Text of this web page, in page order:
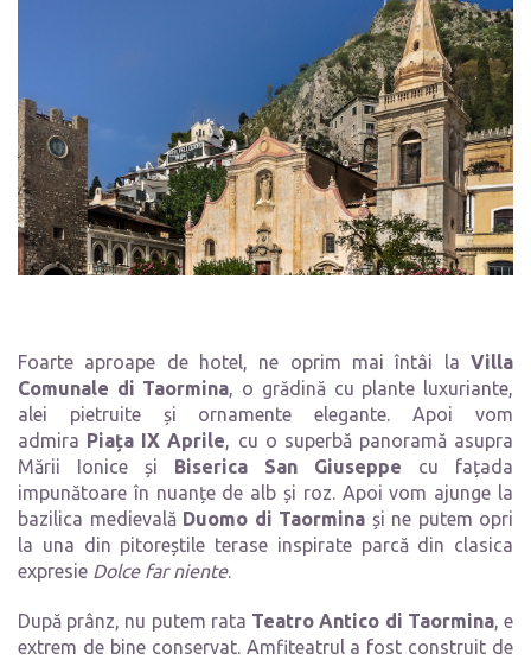
Foarte aproape de hotel, ne oprim mai întâi la Villa
Comunale di Taormina, o grădină cu plante luxuriante,
alei pietruite și ornamente elegante. Apoi vom
admira Piața IX Aprile, cu o superbă panoramă asupra
Mării Ionice și Biserica San Giuseppe cu fațada
impunătoare în nuanțe de alb și roz. Apoi vom ajunge la
bazilica medievală Duomo di Taormina și ne putem opri
la una din pitoreștile terase inspirate parcă din clasica
expresie Dolce far niente.
După prânz, nu putem rata Teatro Antico di Taormina, e
extrem de bine conservat. Amfiteatrul a fost construit de